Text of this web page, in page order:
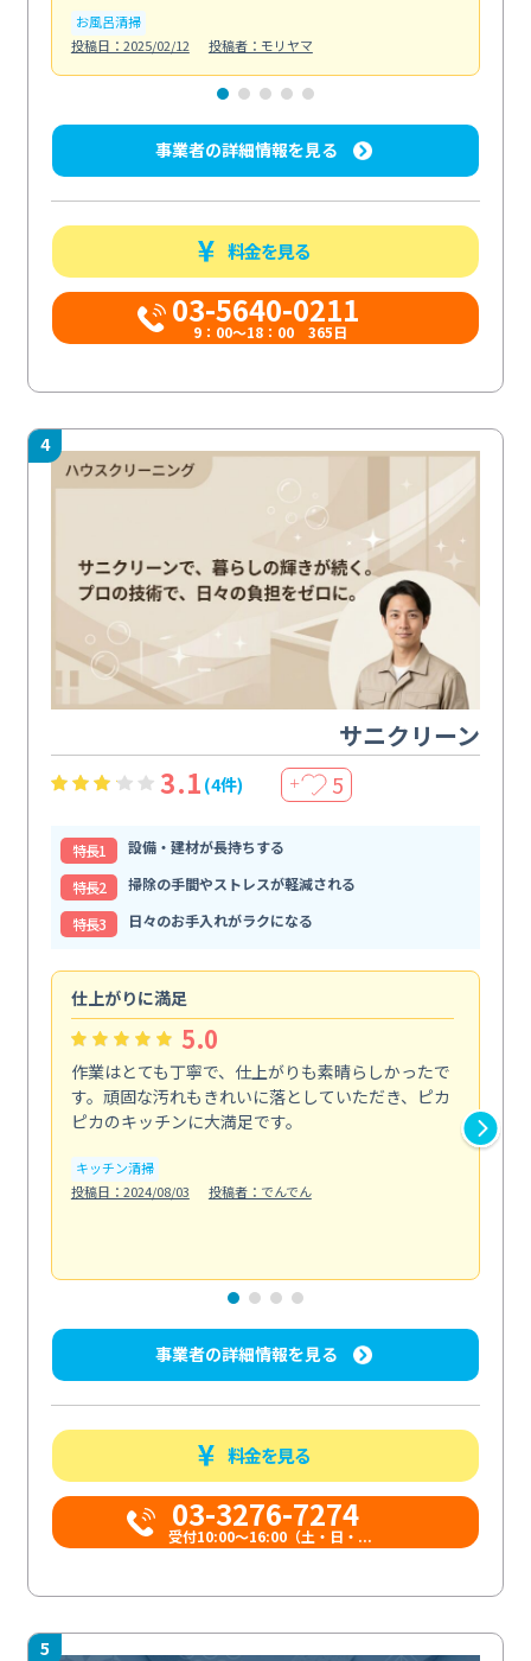
お風呂清掃
投稿日：2025/02/12
投稿者：モリヤマ
事業者の詳細情報を見る
料金を見る
03-5640-0211
9：00～18：00 365日
4
サニクリーン
3.1 (4件) ＋ 5
特⻑1
設備・建材が長持ちする
特⻑2
掃除の手間やストレスが軽減される
特⻑3
日々のお手入れがラクになる
仕上がりに満足
5.0
作業はとても丁寧で、仕上がりも素晴らしかったで
す。頑固な汚れもきれいに落としていただき、ピカ
ピカのキッチンに大満足です。
キッチン清掃
投稿日：2024/08/03
投稿者：でんでん
事業者の詳細情報を見る
料金を見る
03-3276-7274
受付10:00〜16:00（土・日・...
5